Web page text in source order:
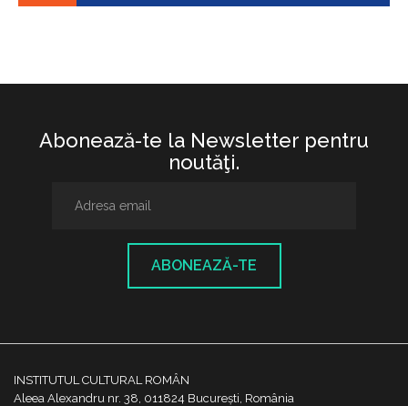
Abonează-te la Newsletter pentru
noutăţi.
ABONEAZĂ-TE
INSTITUTUL CULTURAL ROMÂN
Aleea Alexandru nr. 38, 011824 București, România